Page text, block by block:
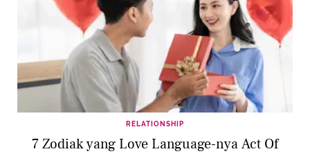
RELATIONSHIP
7 Zodiak yang Love Language-nya Act Of